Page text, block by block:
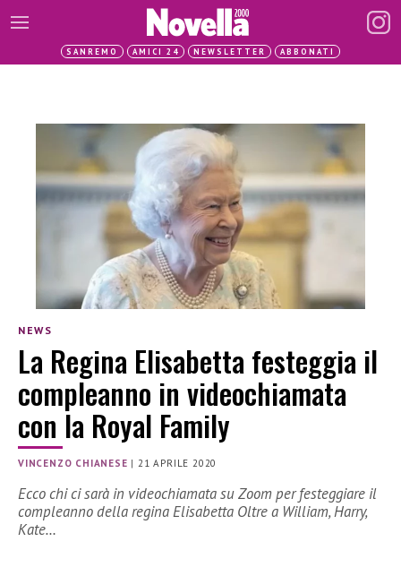
SANREMO AMICI 24 NEWSLETTER ABBONATI
NEWS
La Regina Elisabetta festeggia il
compleanno in videochiamata
con la Royal Family
VINCENZO CHIANESE |21 APRILE 2020
Ecco chi ci sarà in videochiamata su Zoom per festeggiare il
compleanno della regina Elisabetta Oltre a William, Harry,
Kate…